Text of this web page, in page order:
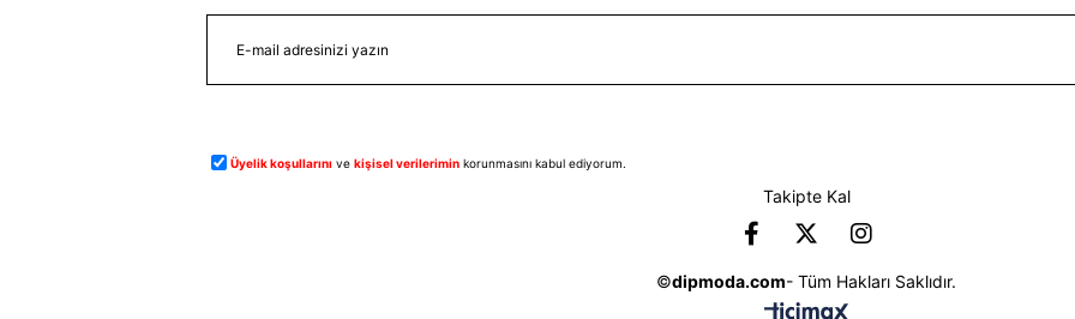
Üyelik koşullarını ve kişisel verilerimin korunmasını kabul ediyorum.
Takipte Kal
©dipmoda.com- Tüm Hakları Saklıdır.